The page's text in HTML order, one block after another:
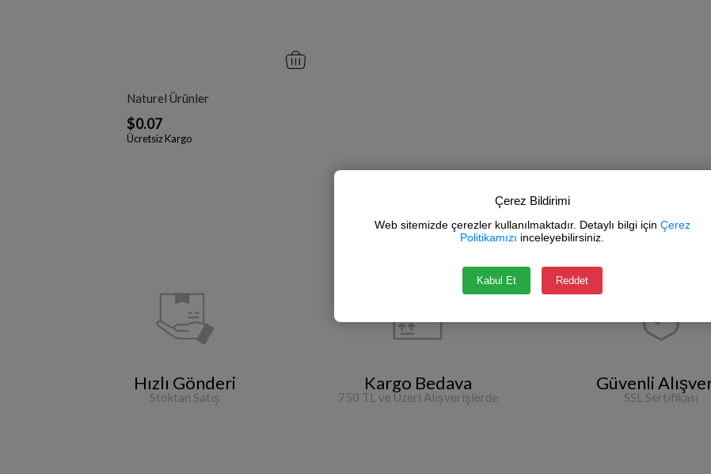
Naturel Ürünler
$0.07
Ücretsiz Kargo
Hızlı Gönderi
Stoktan Satış
Kargo Bedava
750 TL ve Üzeri Alışverişlerde
Güvenli
SSL Sertifikası
Çerez Bildirimi
Web sitemizde çerezler kullanılmaktadır. Detaylı bilgi için Çerez
Politikamızı inceleyebilirsiniz.
Kabul Et Reddet